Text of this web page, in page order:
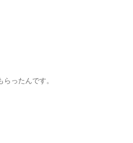
ったんです。